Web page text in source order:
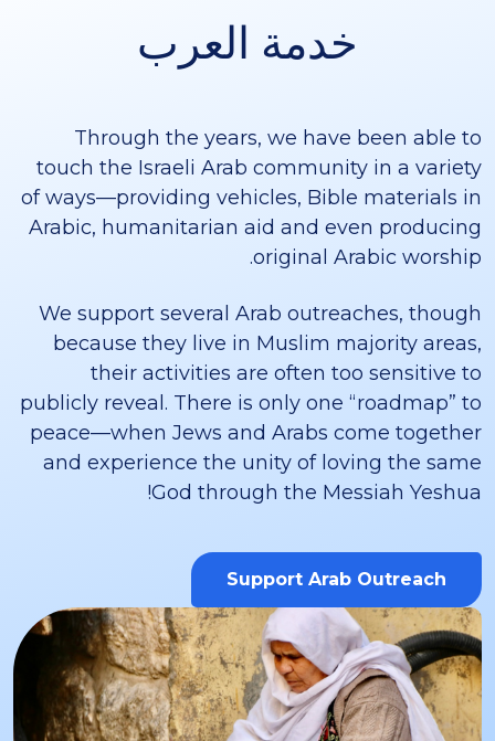
خدمة العرب
Through the years, we have been able to
touch the Israeli Arab community in a variety
of ways—providing vehicles, Bible materials in
Arabic, humanitarian aid and even producing
original Arabic worship.
We support several Arab outreaches, though
because they live in Muslim majority areas,
their activities are often too sensitive to
publicly reveal. There is only one “roadmap” to
peace—when Jews and Arabs come together
and experience the unity of loving the same
God through the Messiah Yeshua!
Support Arab Outreach